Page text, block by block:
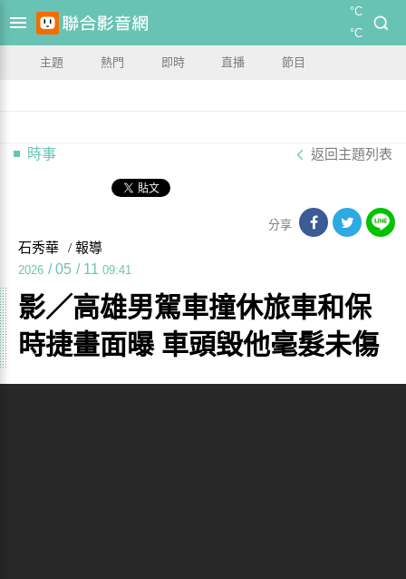
°C
°C
主題 熱門 即時 直播 節目
時事 返回主題列表
分享
石秀華 / 報導
2026 / 05 / 11 09:41
影／高雄男駕車撞休旅車和保
時捷畫面曝 車頭毀他毫髮未傷